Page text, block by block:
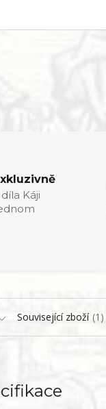
Káji
Související zboží 1